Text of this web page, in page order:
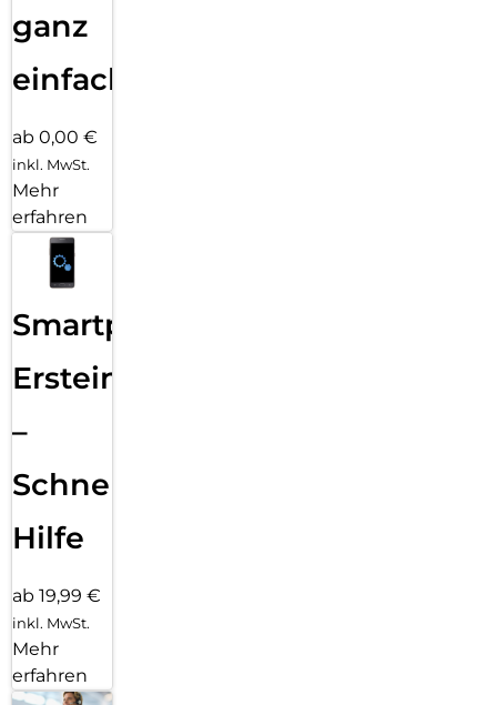
ganz
einfach
ab 0,00 €
inkl. MwSt.
Mehr
erfahren
Smartphone
Ersteinrichtung
–
Schnelle
Hilfe
ab 19,99 €
inkl. MwSt.
Mehr
erfahren